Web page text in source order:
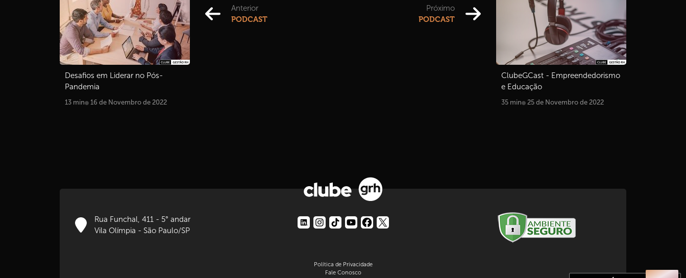
Desafios em Liderar no Pós-
Pandemia
13 min 16 de Novembro de 2022
Anterior
PODCAST
Próximo
PODCAST
ClubeGCast - Empreendedorismo
e Educação
35 min 25 de Novembro de 2022
Rua Funchal, 411 - 5° andar
Vila Olímpia - São Paulo/SP
Política de Privacidade
Fale Conosco